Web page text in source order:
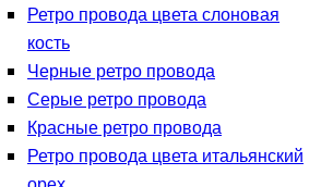
Ретро провода цвета слоновая
кость
Черные ретро провода
Серые ретро провода
Красные ретро провода
Ретро провода цвета итальянский